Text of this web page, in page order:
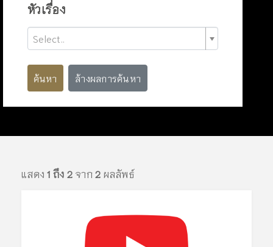
หัวเรื่อง
Select..
ค้นหา ล้างผลการค้นหา
แสดง1 ถึง 2จาก2 ผลลัพธ์